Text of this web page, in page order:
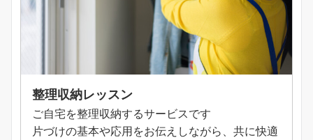
整理収納レッスン
ご自宅を整理収納するサービスです
片づけの基本や応用をお伝えしながら、共に快適